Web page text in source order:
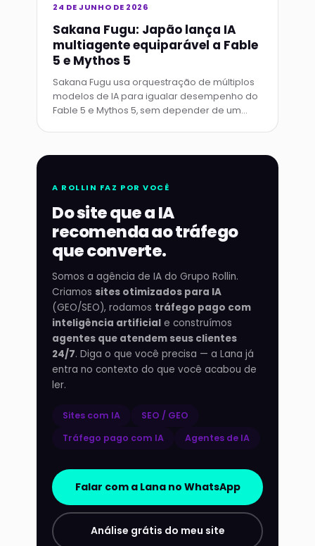
24 DE JUNHO DE 2026
Sakana Fugu: Japão lança IA
multiagente equiparável a Fable
5 e Mythos 5
Sakana Fugu usa orquestração de múltiplos
modelos de IA para igualar desempenho do
Fable 5 e Mythos 5, sem depender de um
A ROLLIN FAZ POR VOCÊ
Do site que a IA
recomenda ao tráfego
que converte.
Somos a agência de IA do Grupo Rollin.
Criamos sites otimizados para IA
(GEO/SEO), rodamos tráfego pago com
inteligência artificial e construímos
agentes que atendem seus clientes
24/7. Diga o que você precisa — a Lana já
entra no contexto do que você acabou de
ler.
Sites com IA
SEO / GEO
Tráfego pago com IA
Agentes de IA
Falar com a Lana no WhatsApp
Análise grátis do meu site